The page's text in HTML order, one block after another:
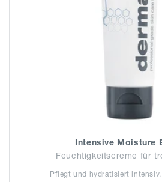
Intensive Moisture
Feuchtigkeitscreme für
Pflegt und hydratisiert